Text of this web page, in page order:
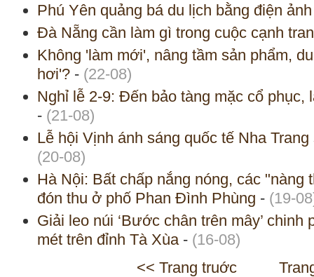
Phú Yên quảng bá du lịch bằng điện ảnh
Đà Nẵng cần làm gì trong cuộc cạnh
Không 'làm mới', nâng tầm sản phẩm,
hơi'? - (22-08)
Nghỉ lễ 2-9: Đến bảo tàng mặc cổ phục,
- (21-08)
Lễ hội Vịnh ánh sáng quốc tế Nha
(20-08)
Hà Nội: Bất chấp nắng nóng, các "nàng
đón thu ở phố Phan Đình Phùng - (19-
Giải leo núi ‘Bước chân trên mây’ chinh
mét trên đỉnh Tà Xùa - (16-08)
<< Trang truớc